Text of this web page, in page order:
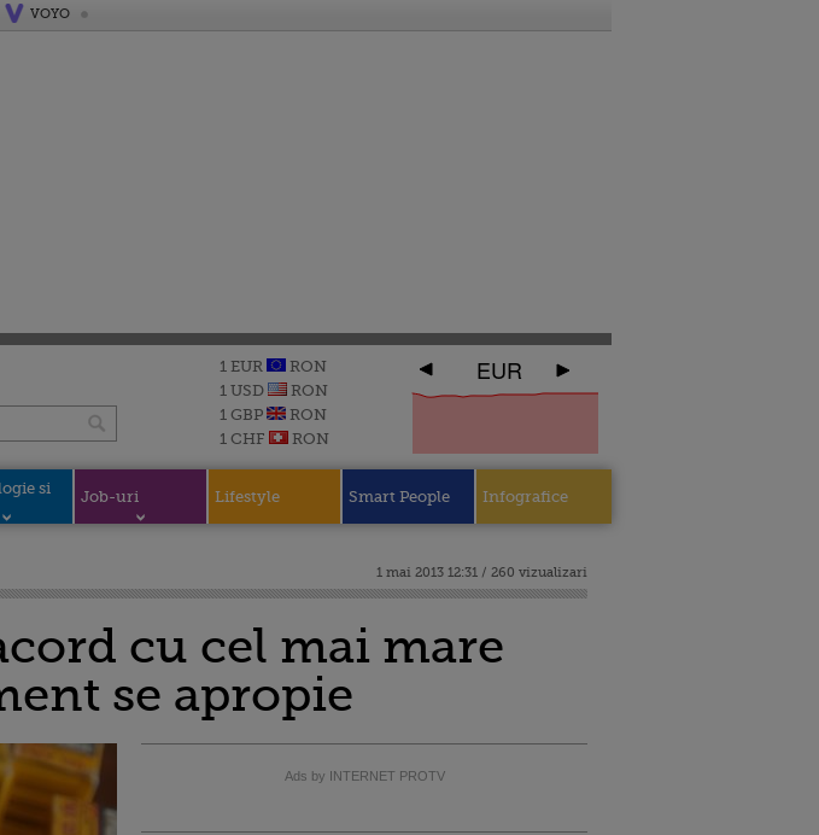
VOYO
1 EUR
RON
1 USD
RON
1 GBP
RON
1 CHF
RON
EUR
si
Job-uri Lifestyle Smart People Infografice
1 mai 2013 12:31 / 260 vizualizari
cu cel mai mare
se apropie
Ads by INTERNET PROTV